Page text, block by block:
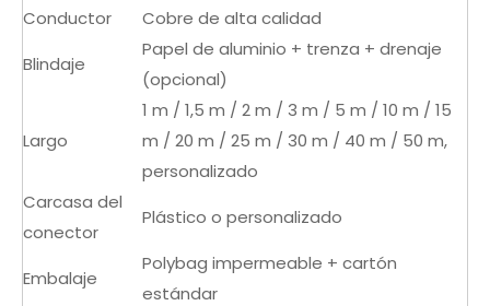
Conductor
Cobre de alta calidad
Blindaje
Papel de aluminio + trenza + drenaje
(opcional)
Largo
1 m / 1,5 m / 2 m / 3 m / 5 m / 10 m / 15
m / 20 m / 25 m / 30 m / 40 m / 50 m,
personalizado
Carcasa del
conector
Plástico o personalizado
Embalaje
Polybag impermeable + cartón
estándar